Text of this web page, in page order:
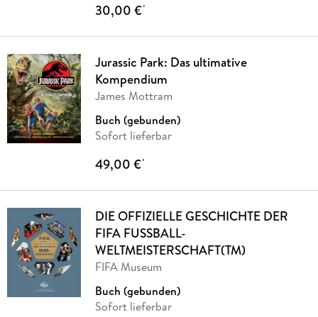
30,00 €*
Jurassic Park: Das ultimative
Kompendium
James Mottram
Buch (gebunden)
Sofort lieferbar
49,00 €*
DIE OFFIZIELLE GESCHICHTE DER
FIFA FUSSBALL-
WELTMEISTERSCHAFT(TM)
FIFA Museum
Buch (gebunden)
Sofort lieferbar